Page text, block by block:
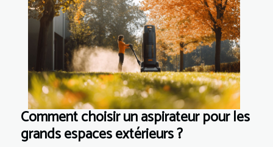
Comment choisir un aspirateur pour les
grands espaces extérieurs ?